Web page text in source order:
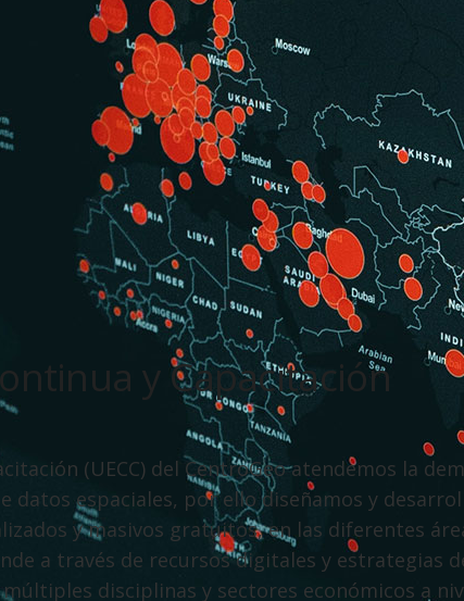
y Capacitación
(UECC) del CentroGeo atendemos la
datos espaciales, por ello diseñamos y
y masivos gratuitos, en las diferentes
a través de recursos digitales y estrategias
disciplinas y sectores económicos a